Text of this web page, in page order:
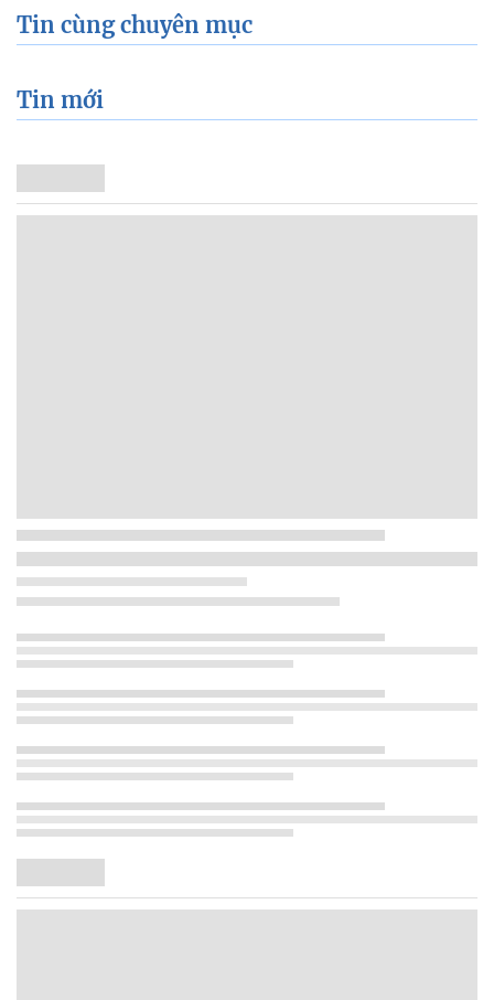
Tin cùng chuyên mục
Tin mới